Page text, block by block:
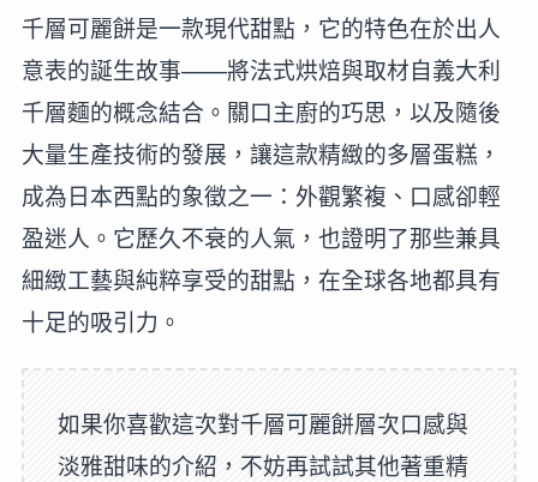
千層可麗餅是一款現代甜點，它的特色在於出人
意表的誕生故事——將法式烘焙與取材自義大利
千層麵的概念結合。關口主廚的巧思，以及隨後
大量生產技術的發展，讓這款精緻的多層蛋糕，
成為日本西點的象徵之一：外觀繁複、口感卻輕
盈迷人。它歷久不衰的人氣，也證明了那些兼具
細緻工藝與純粹享受的甜點，在全球各地都具有
十足的吸引力。
如果你喜歡這次對千層可麗餅層次口感與
淡雅甜味的介紹，不妨再試試其他著重精